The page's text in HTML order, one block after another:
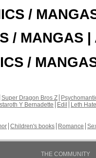
/
/ MANGAS |
/
Super Dragon Bros Z
Y Bernadette Edil
Leth Hate
Children's books Romance
THE COMMUNITY